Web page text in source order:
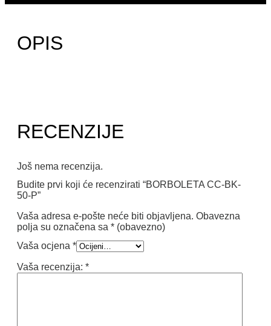
OPIS
RECENZIJE
Još nema recenzija.
Budite prvi koji će recenzirati “BORBOLETA CC-BK-
50-P”
Vaša adresa e-pošte neće biti objavljena. Obavezna
polja su označena sa * (obavezno)
Vaša ocjena *
Vaša recenzija: *